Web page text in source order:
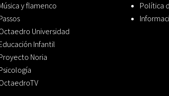
y flamenco
Universidad
Infantil
Noria
Política